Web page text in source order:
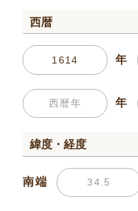
西暦
年
年
緯度・経度
南端